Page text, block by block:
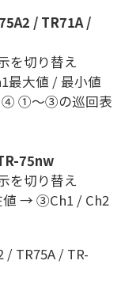
/ TR71A /
を切り替え
大値 / 最小値
④ ①〜③の巡回表
75nw
を切り替え
→ ③Ch1 / Ch2
/ TR75A / TR-